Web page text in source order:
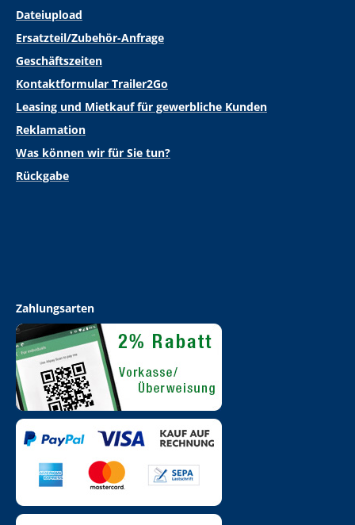
Dateiupload
Ersatzteil/Zubehör-Anfrage
Geschäftszeiten
Kontaktformular Trailer2Go
Leasing und Mietkauf für gewerbliche Kunden
Reklamation
Was können wir für Sie tun?
Rückgabe
Zahlungsarten